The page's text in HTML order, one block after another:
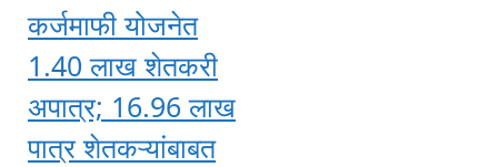
कर्जमाफी योजनेत
1.40 लाख शेतकरी
अपात्र; 16.96 लाख
पात्र शेतकऱ्यांबाबत